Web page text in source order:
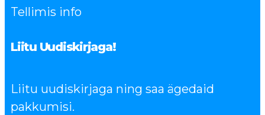
Tellimis info
Liitu Uudiskirjaga!
Liitu uudiskirjaga ning saa ägedaid
pakkumisi.